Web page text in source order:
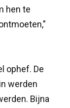
hen te
ophef. De
werden
Bijna